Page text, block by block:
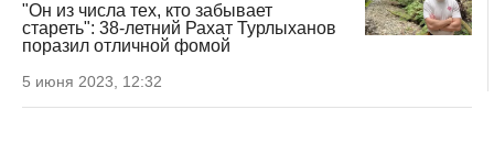
"Он из числа тех, кто забывает
стареть": 38-летний Рахат Турлыханов
поразил отличной фомой
5 июня 2023, 12:32